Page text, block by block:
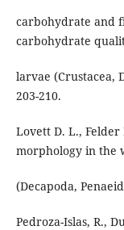
carbohydrate and
carbohydrate
larvae (Crustacea,
203-210.
Lovett D. L., Felder
morphology in the
(Decapoda,
Pedroza-Islas, R.,